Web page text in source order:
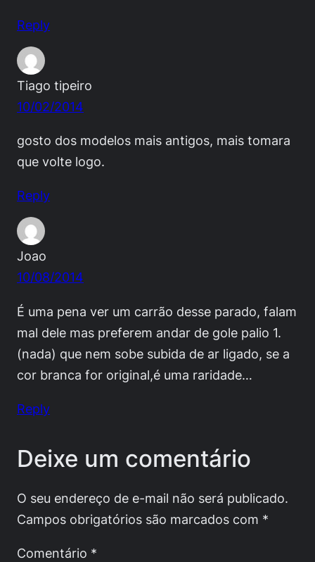
Reply
Tiago tipeiro
10/02/2014
gosto dos modelos mais antigos, mais tomara
que volte logo.
Reply
Joao
10/08/2014
É uma pena ver um carrão desse parado, falam
mal dele mas preferem andar de gole palio 1.
(nada) que nem sobe subida de ar ligado, se a
cor branca for original,é uma raridade…
Reply
Deixe um comentário
O seu endereço de e-mail não será publicado.
Campos obrigatórios são marcados com *
Comentário *